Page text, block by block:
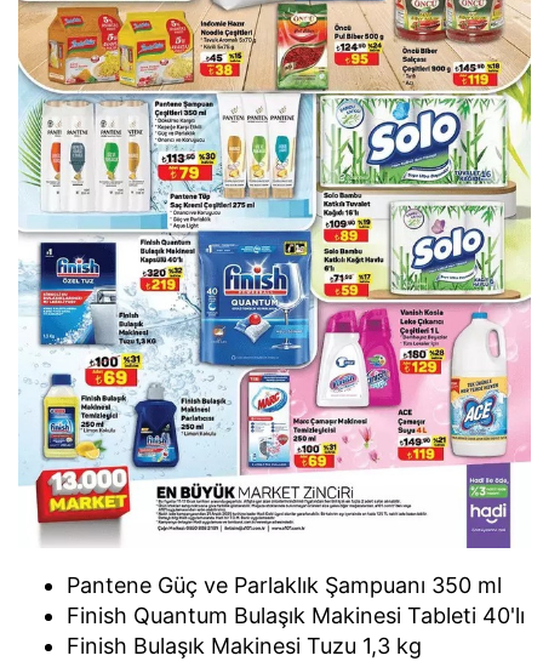
Pantene Güç ve Parlaklık Şampuanı 350 ml
Finish Quantum Bulaşık Makinesi Tableti 40'lı
Finish Bulaşık Makinesi Tuzu 1,3 kg